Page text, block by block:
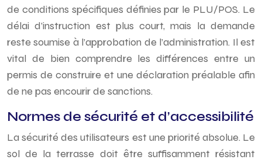
de conditions spécifiques définies par le PLU/POS. Le
délai d’instruction est plus court, mais la demande
reste soumise à l’approbation de l’administration. Il est
vital de bien comprendre les différences entre un
permis de construire et une déclaration préalable afin
de ne pas encourir de sanctions.
Normes de sécurité et d’accessibilité
La sécurité des utilisateurs est une priorité absolue. Le
sol de la terrasse doit être suffisamment résistant